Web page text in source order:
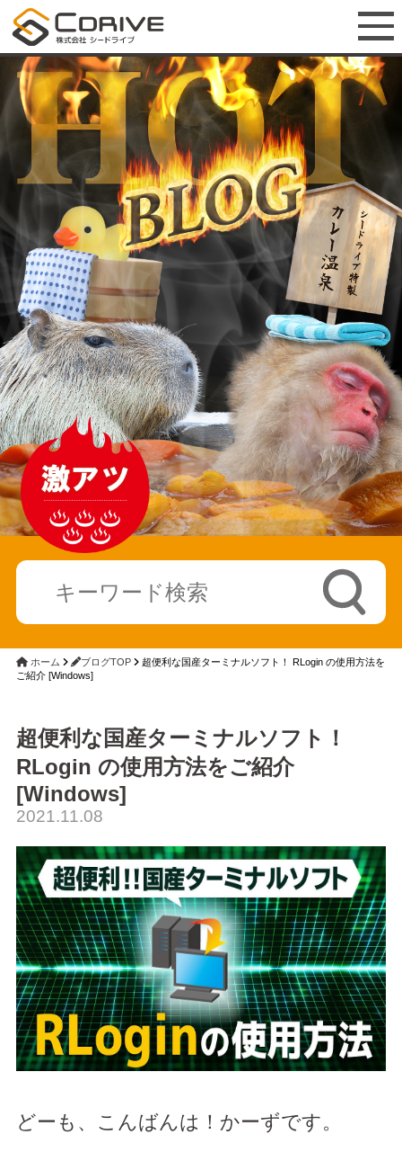
ホーム ブログTOP
超便利な国産ターミナルソフト！ RLogin の使用方法を
ご紹介 [Windows]
超便利な国産ターミナルソフト！
RLogin の使用方法をご紹介
[Windows]
2021.11.08
どーも、こんばんは！かーずです。